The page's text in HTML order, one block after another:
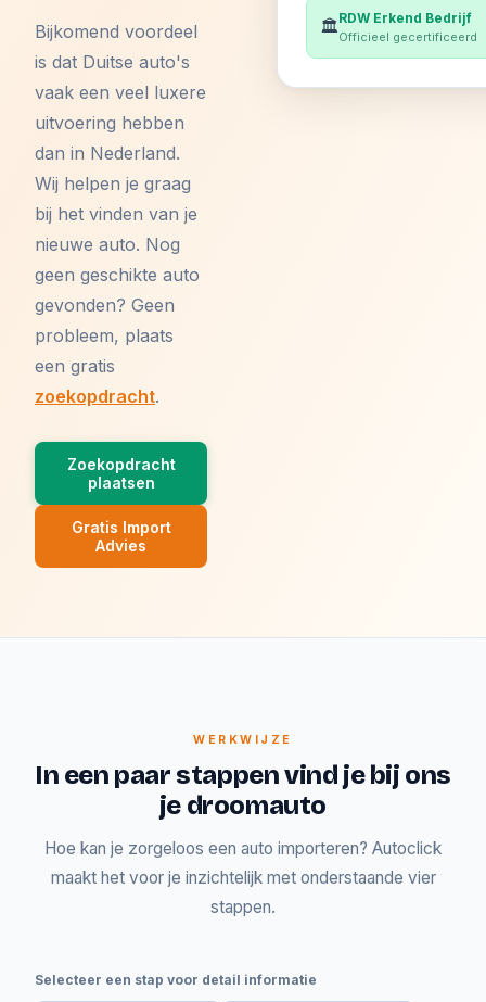
Bijkomend voordeel
is dat Duitse auto's
vaak een veel luxere
uitvoering hebben
dan in Nederland.
Wij helpen je graag
bij het vinden van je
nieuwe auto. Nog
geen geschikte auto
gevonden? Geen
probleem, plaats
een gratis
zoekopdracht.
Zoekopdracht
plaatsen
Gratis Import
Advies
🏛️RDW Erkend Bedrijf
Officieel gecertificeerd
WERKWIJZE
In een paar stappen vind je bij ons
je droomauto
Hoe kan je zorgeloos een auto importeren? Autoclick
maakt het voor je inzichtelijk met onderstaande vier
stappen.
Selecteer een stap voor detail informatie